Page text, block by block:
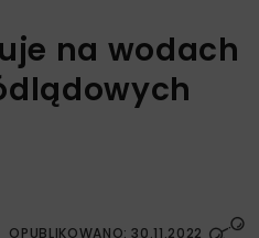
na wodach
OPUBLIKOWANO: 30.11.2022